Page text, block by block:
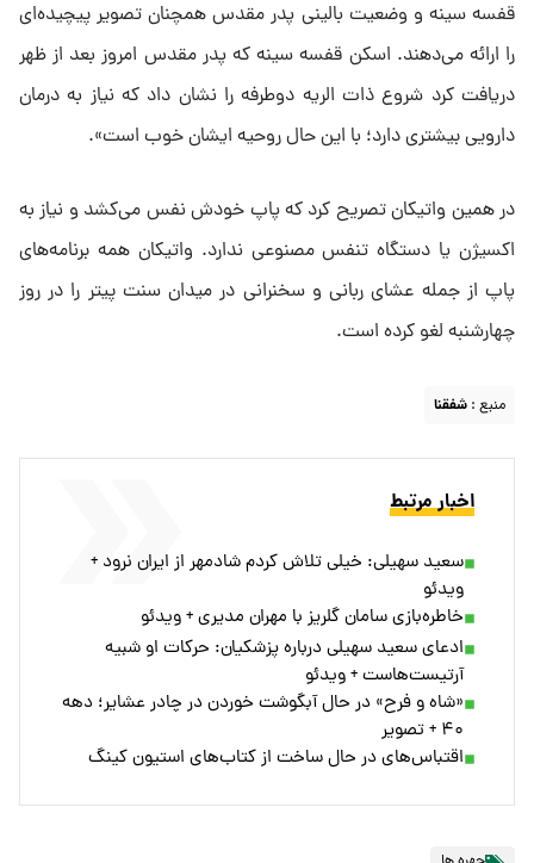
قفسه سینه و وضعیت بالینی پدر مقدس همچنان تصویر پیچیده‌ای
را ارائه می‌دهند. اسکن قفسه سینه که پدر مقدس امروز بعد از ظهر
دریافت کرد شروع ذات الریه دوطرفه را نشان داد که نیاز به درمان
دارویی بیشتری دارد؛ با این حال روحیه ایشان خوب است».
در همین واتیکان تصریح کرد که پاپ خودش نفس می‌کشد و نیاز به
اکسیژن یا دستگاه تنفس مصنوعی ندارد. واتیکان همه برنامه‌های
پاپ از جمله عشای ربانی و سخنرانی در میدان سنت پیتر را در روز
چهارشنبه لغو کرده است.
منبع : شفقنا
اخبار مرتبط
سعید سهیلی: خیلی تلاش کردم شادمهر از ایران نرود +
ویدئو
خاطره‌بازی سامان گلریز با مهران مدیری + ویدئو
ادعای سعید سهیلی درباره پزشکیان: حرکات او شبیه
آرتیست‌هاست + ویدئو
«شاه و فرح» در حال آبگوشت خوردن در چادر عشایر؛ دهه
۴۰ + تصویر
اقتباس‌های در حال ساخت از کتاب‌های استیون کینگ